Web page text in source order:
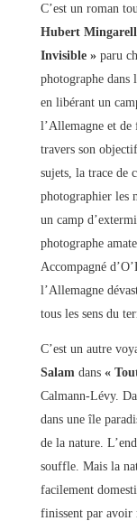
C’est un roman
Hubert
Invisible »paru
photographe dans
en libérant un
l’Allemagne et de
travers son
sujets, la trace de
photographier les
un camp
photographe
Accompagné
l’Allemagne
tous les sens du
C’est un autre
Salam dans «
Calmann-Lévy.
dans une île
de la nature.
souffle. Mais la
facilement
finissent par avoir